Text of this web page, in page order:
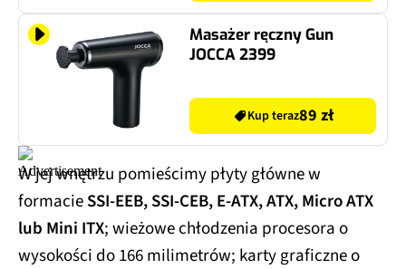
Masażer ręczny Gun
JOCCA 2399
Kup teraz89 zł
W jej wnętrzu pomieścimy płyty główne w
formacieSSI-EEB, SSI-CEB, E-ATX, ATX, Micro ATX
lub Mini ITX; wieżowe chłodzenia procesora o
wysokości do 166 milimetrów; karty graficzne o